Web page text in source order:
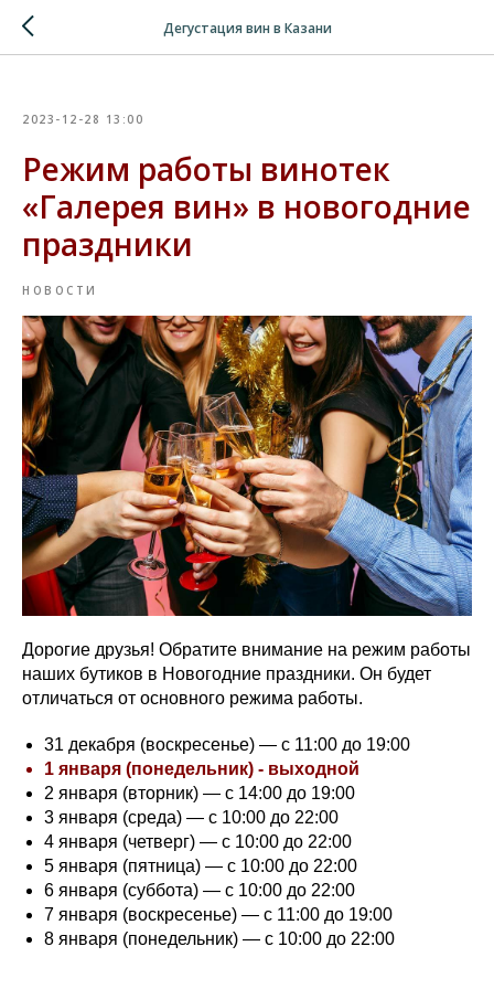
Дегустация вин в Казани
2023-12-28 13:00
Режим работы винотек
«Галерея вин» в новогодние
праздники
НОВОСТИ
Дорогие друзья! Обратите внимание на режим работы
наших бутиков в Новогодние праздники. Он будет
отличаться от основного режима работы.
31 декабря (воскресенье) — с 11:00 до 19:00
1 января (понедельник) - выходной
2 января (вторник) — с 14:00 до 19:00
3 января (среда) — с 10:00 до 22:00
4 января (четверг) — с 10:00 до 22:00
5 января (пятница) — с 10:00 до 22:00
6 января (суббота) — с 10:00 до 22:00
7 января (воскресенье) — с 11:00 до 19:00
8 января (понедельник) — с 10:00 до 22:00